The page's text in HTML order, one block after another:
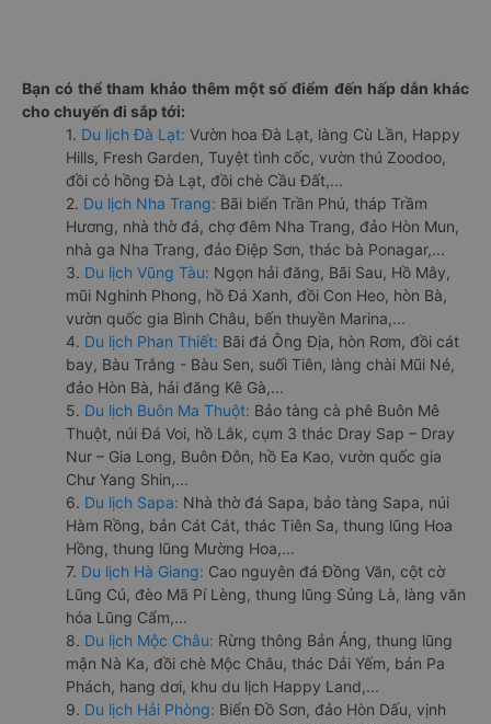
Bạn có thể tham khảo thêm một số điểm đến hấp dẫn khác
cho chuyến đi sắp tới:
1. Du lịch Đà Lạt: Vườn hoa Đà Lạt, làng Cù Lần, Happy
Hills, Fresh Garden, Tuyệt tình cốc, vườn thú Zoodoo,
đồi cỏ hồng Đà Lạt, đồi chè Cầu Đất,...
2. Du lịch Nha Trang: Bãi biển Trần Phú, tháp Trầm
Hương, nhà thờ đá, chợ đêm Nha Trang, đảo Hòn Mun,
nhà ga Nha Trang, đảo Điệp Sơn, thác bà Ponagar,...
3. Du lịch Vũng Tàu: Ngọn hải đăng, Bãi Sau, Hồ Mây,
mũi Nghinh Phong, hồ Đá Xanh, đồi Con Heo, hòn Bà,
vườn quốc gia Bình Châu, bến thuyền Marina,...
4. Du lịch Phan Thiết: Bãi đá Ông Địa, hòn Rơm, đồi cát
bay, Bàu Trắng - Bàu Sen, suối Tiên, làng chài Mũi Né,
đảo Hòn Bà, hải đăng Kê Gà,...
5. Du lịch Buôn Ma Thuột: Bảo tàng cà phê Buôn Mê
Thuột, núi Đá Voi, hồ Lắk, cụm 3 thác Dray Sap – Dray
Nur – Gia Long, Buôn Đôn, hồ Ea Kao, vườn quốc gia
Chư Yang Shin,...
6. Du lịch Sapa: Nhà thờ đá Sapa, bảo tàng Sapa, núi
Hàm Rồng, bản Cát Cát, thác Tiên Sa, thung lũng Hoa
Hồng, thung lũng Mường Hoa,...
7. Du lịch Hà Giang: Cao nguyên đá Đồng Văn, cột cờ
Lũng Cú, đèo Mã Pí Lèng, thung lũng Sủng Là, làng văn
hóa Lũng Cẩm,...
8. Du lịch Mộc Châu: Rừng thông Bản Áng, thung lũng
mận Nà Ka, đồi chè Mộc Châu, thác Dải Yếm, bản Pa
Phách, hang dơi, khu du lịch Happy Land,...
9. Du lịch Hải Phòng: Biển Đồ Sơn, đảo Hòn Dấu, vịnh